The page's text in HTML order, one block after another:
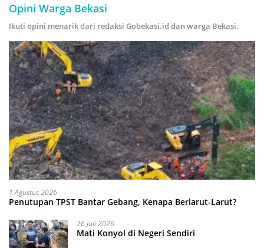
Opini Warga Bekasi
Ikuti opini menarik dari redaksi Gobekasi.id dan warga Bekasi.
1 Agustus 2026
Penutupan TPST Bantar Gebang, Kenapa Berlarut-Larut?
26 Juli 2026
Mati Konyol di Negeri Sendiri